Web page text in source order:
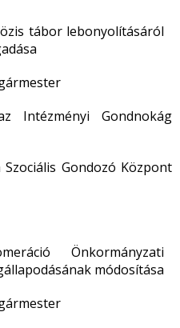
tábor lebonyolításáról
Intézményi Gondnokág
Gondozó Központ
Önkormányzati
módosítása